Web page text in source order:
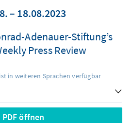
– 18.08.2023
Adenauer-Stiftung’s
Press Review
in weiteren Sprachen verfügbar
PDF öffnen